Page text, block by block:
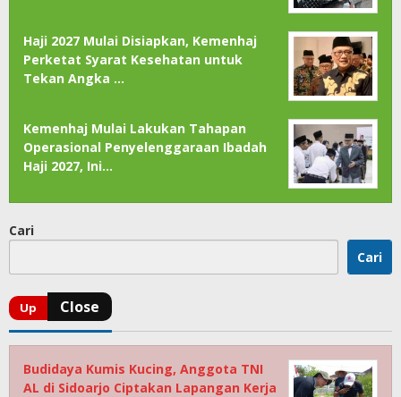
Haji 2027 Mulai Disiapkan, Kemenhaj
Perketat Syarat Kesehatan untuk
Tekan Angka …
Kemenhaj Mulai Lakukan Tahapan
Operasional Penyelenggaraan Ibadah
Haji 2027, Ini…
Cari
Cari
Budidaya Kumis Kucing, Anggota TNI
AL di Sidoarjo Ciptakan Lapangan Kerja